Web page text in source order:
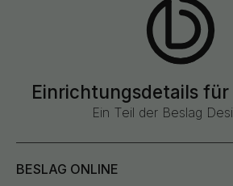
Einrichtungsdetails für
Ein Teil der Beslag
BESLAG ONLINE